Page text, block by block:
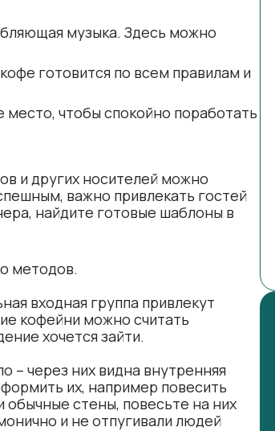
музыка. Здесь можно
готовится по всем правилам и
чтобы спокойно поработать
и других носителей можно
важно привлекать гостей
найдите готовые шаблоны в
методов.
входная группа привлекут
кофейни можно считать
хочется зайти.
– через них видна внутренняя
их, например повесить
стены, повесьте на них
и не отпугивали людей